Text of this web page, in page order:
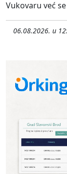
Vukovaru već
06.08.2026. u